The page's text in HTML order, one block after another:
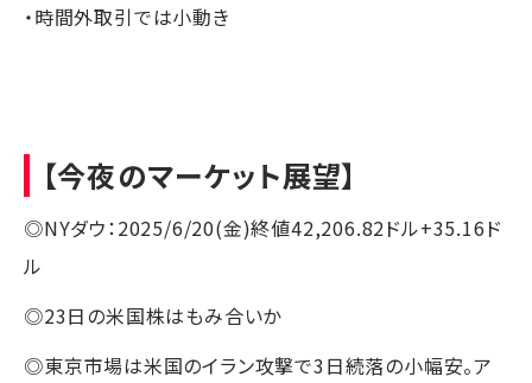
・時間外取引では小動き
【今夜のマーケット展望】
◎NYダウ：2025/6/20(金)終値42,206.82ドル+35.16ド
ル
◎23日の米国株はもみ合いか
◎東京市場は米国のイラン攻撃で3日続落の小幅安。ア